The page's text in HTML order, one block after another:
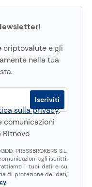
criptovalute e gli
nella tua
sulla privacy.
Bitnovo
PRESSBROKERS S.L.
agli iscritti.
i tuoi dati e su
di protezione dei dati,
.